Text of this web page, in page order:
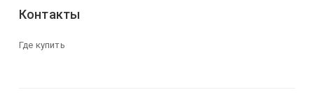
Контакты
Где купить